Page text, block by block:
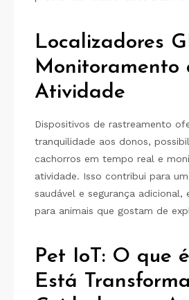
Localizadores
Monitoramento
Atividade
Dispositivos de rastreamento
tranquilidade aos donos,
cachorros em tempo real e
atividade. Isso contribui para
saudável e segurança adicional,
para animais que gostam de
Pet IoT: O que
Está